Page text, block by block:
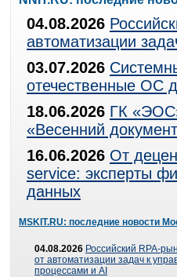
04.08.2026
автоматизации
03.07.2026
отечественные ОС
18.06.2026 ГК
«Весенний
16.06.2026 От
service: эксперты
данных
MSKIT.RU: последние новости
04.08.2026 Российский RPA-
от автоматизации задач к
процессами и AI